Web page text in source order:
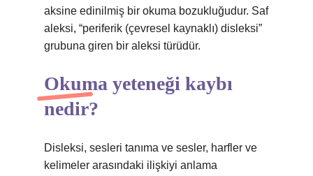
aksine edinilmiş bir okuma bozukluğudur. Saf
aleksi, “periferik (çevresel kaynaklı) disleksi”
grubuna giren bir aleksi türüdür.
Okuma yeteneği kaybı
nedir?
Disleksi, sesleri tanıma ve sesler, harfler ve
kelimeler arasındaki ilişkiyi anlama